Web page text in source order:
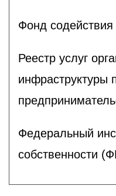
Фонд
Реестр услуг
инфраструктуры
Федеральный
собственности